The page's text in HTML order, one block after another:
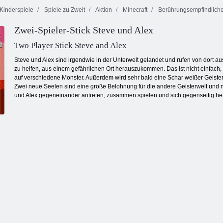
Küche Mahjong
Dominoes
Klassiker
Kinderspiele Spiele zu Zweit Aktion Minecraft
Zwei-Spieler-Stick Steve und Alex
Two Player Stick Steve and Alex
Steve und Alex sind irgendwie in der Unterwelt gelandet und rufen von dort
zu helfen, aus einem gefährlichen Ort herauszukommen. Das ist nicht
auf verschiedene Monster. Außerdem wird sehr bald eine Schar weißer
Zwei neue Seelen sind eine große Belohnung für die andere Geisterwelt
und Alex gegeneinander antreten, zusammen spielen und sich gegenseitig